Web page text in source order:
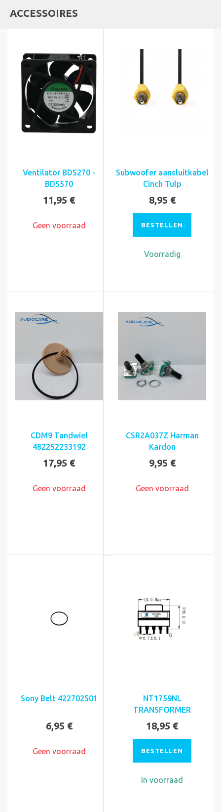
ACCESSOIRES
Ventilator BDS270 -
BDS570
11,95 €
Geen voorraad
Subwoofer aansluitkabel
Cinch Tulp
8,95 €
BESTELLEN
Voorradig
CDM9 Tandwiel
482252233192
17,95 €
Geen voorraad
CSR2A037Z Harman
Kardon
9,95 €
Geen voorraad
Sony Belt 422702501
6,95 €
Geen voorraad
NT1759NL
TRANSFORMER
18,95 €
BESTELLEN
In voorraad